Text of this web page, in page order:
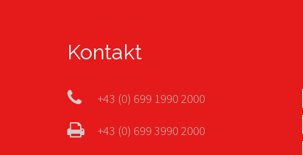
Kontakt
+43 (0) 699 1990 2000
+43 (0) 699 3990 2000